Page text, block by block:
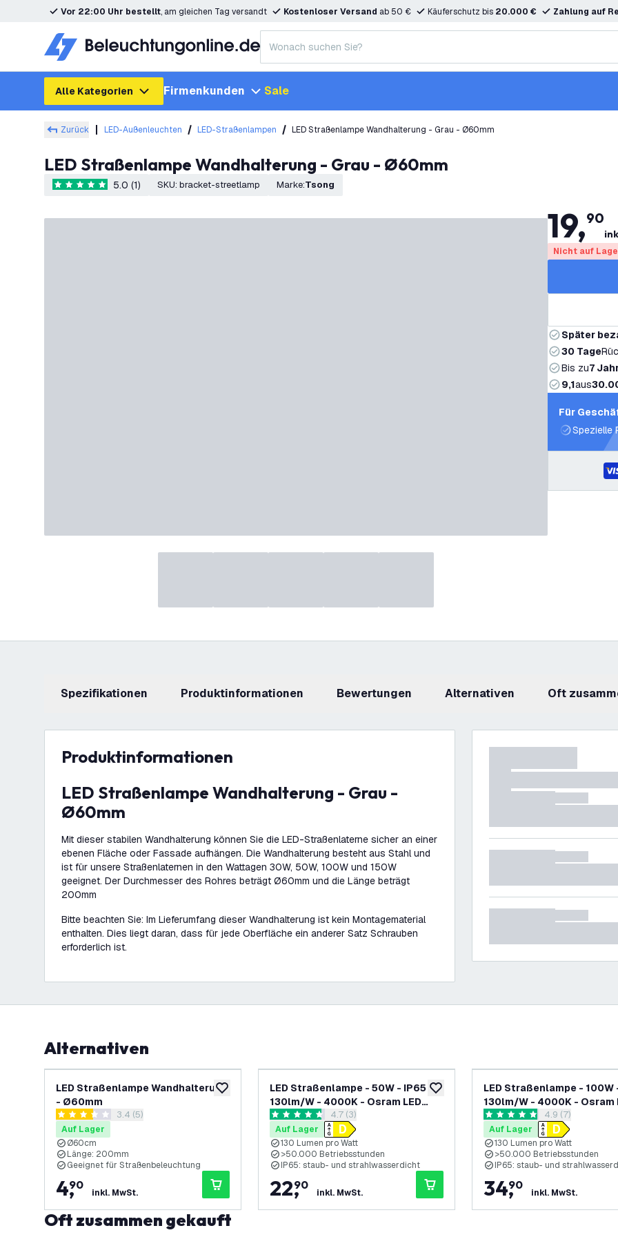
Vor 22:00 Uhr bestellt, am gleichen Tag versandt Kostenloser Versand ab 50 € Käuferschutz bis 20.000 € Zahlung auf
Alle Kategorien Firmenkunden Sale
Zurück LED-Außenleuchten LED-Straßenlampen LED Straßenlampe Wandhalterung - Grau - Ø60mm
LED Straßenlampe Wandhalterung - Grau - Ø60mm
5 Bewertungssterne
5.0 (1) SKU: bracket-streetlamp Marke: Tsong
19,90
Nicht auf
Später
30 Tage
Bis zu7
9,1aus
Für
Spezielle
Spezifikationen Produktinformationen Bewertungen Alternativen Oft
Produktinformationen
LED Straßenlampe Wandhalterung - Grau -
Ø60mm
Mit dieser stabilen Wandhalterung können Sie die LED-Straßenlaterne sicher an einer
ebenen Fläche oder Fassade aufhängen. Die Wandhalterung besteht aus Stahl und
ist für unsere Straßenlaternen in den Wattagen 30W, 50W, 100W und 150W
geeignet. Der Durchmesser des Rohres beträgt Ø60mm und die Länge beträgt
200mm
Bitte beachten Sie: Im Lieferumfang dieser Wandhalterung ist kein Montagematerial
enthalten. Dies liegt daran, dass für jede Oberfläche ein anderer Satz Schrauben
erforderlich ist.
Alternativen
zur Wunschliste hinzufügen
LED Straßenlampe Wandhalterung
- Ø60mm
Bewertungsbereich öffnen
3.4 Bewertungssterne
3.4 (5)
Auf Lager
Ø60cm
Länge: 200mm
Geeignet für Straßenbeleuchtung
4,
90
inkl. MwSt.
zur Wunschliste hinzufügen
LED Straßenlampe - 50W - IP65 -
130lm/W - 4000K - Osram LED
Chips
Bewertungsbereich öffnen
4.7 Bewertungssterne
4.7 (3)
Auf Lager
130 Lumen pro Watt
>50.000 Betriebsstunden
IP65: staub- und strahlwasserdicht
22,
90
inkl. MwSt.
LED Straßenlampe - 100W
130lm/W - 4000K - Osram
Chips
4.9 Bewertungssterne
4.9 (7)
Auf Lager
130 Lumen pro Watt
>50.000 Betriebsstunden
IP65: staub- und
34,
90
inkl. MwSt.
Oft zusammen gekauft